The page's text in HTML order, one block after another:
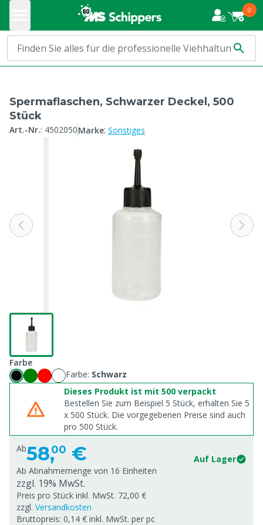
0
Spermaflaschen, Schwarzer Deckel, 500
Stück
Art.-Nr.: 4502050Marke: Sonstiges
Farbe
Farbe: Schwarz
Dieses Produkt ist mit 500 verpackt
Bestellen Sie zum Beispiel 5 Stück, erhalten Sie 5
x 500 Stück. Die vorgegebenen Preise sind auch
pro 500 Stück.
Ab58,00 €
Auf Lager
Ab Abnahmemenge von 16 Einheiten
zzgl. 19% MwSt.
Preis pro Stück inkl. MwSt. 72,00 €
zzgl. Versandkosten
Bruttopreis: 0,14 € inkl. MwSt. per pc